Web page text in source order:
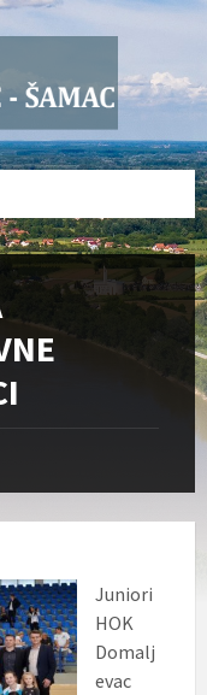
Juniori
HOK
Domalj
evac